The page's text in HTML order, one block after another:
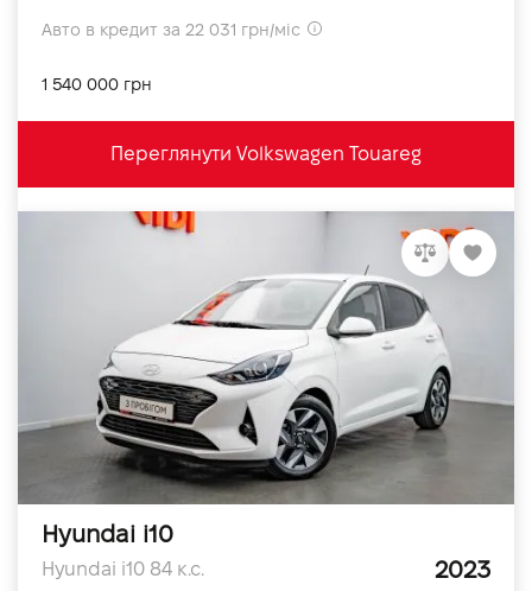
Авто в кредит за 22 031 грн/міс
1 540 000 грн
Переглянути Volkswagen Touareg
Hyundai i10
Hyundai i10 84 к.с. 2023